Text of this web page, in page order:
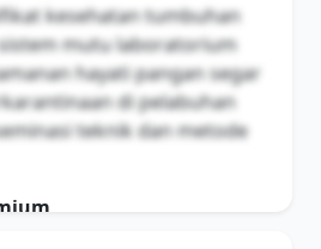
kesehatan tumbuhan
mutu laboratorium
hayati pangan segar
di pelabuhan
teknik dan metode